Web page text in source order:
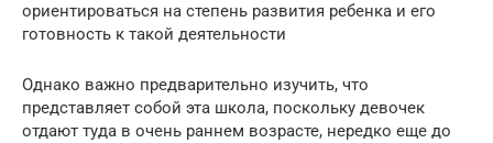
ориентироваться на степень развития ребенка и его
готовность к такой деятельности
Однако важно предварительно изучить, что
представляет собой эта школа, поскольку девочек
отдают туда в очень раннем возрасте, нередко еще до